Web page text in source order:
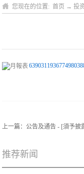
您现在的位置: 首页 → 投
上一篇： 公告及通告 - [須予披
推荐新闻